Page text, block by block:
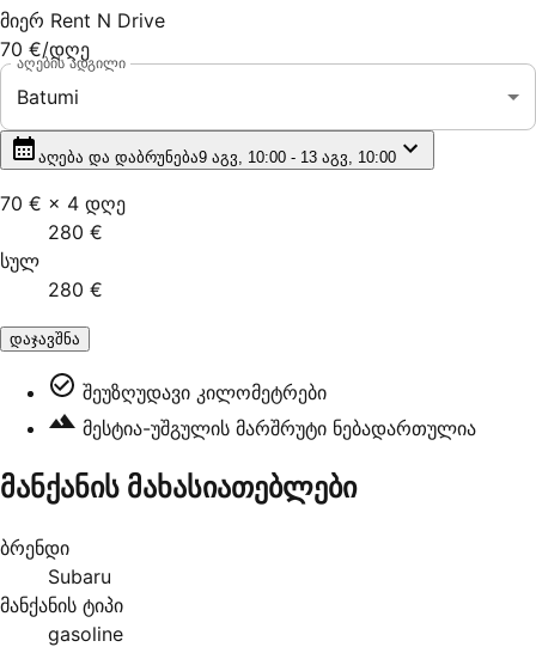
მიერ Rent N Drive
70 €/დღე
აღების ადგილი
Batumi
აღება და დაბრუნება9 აგვ, 10:00 - 13 აგვ, 10:00
70 € × 4 დღე
280 €
სულ
280 €
დაჯავშნა
შეუზღუდავი კილომეტრები
მესტია-უშგულის მარშრუტი ნებადართულია
მანქანის მახასიათებლები
ბრენდი
Subaru
მანქანის ტიპი
gasoline